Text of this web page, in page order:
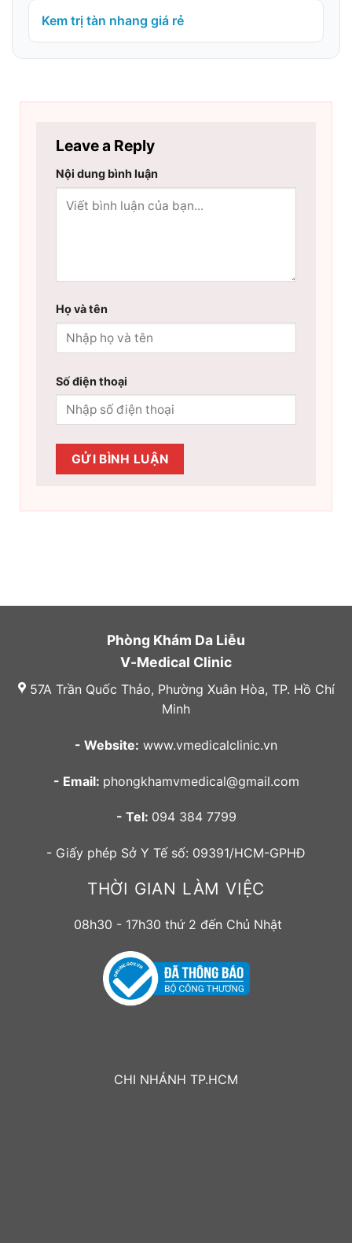
Kem trị tàn nhang giá rẻ
Leave a Reply
Nội dung bình luận
Họ và tên
Số điện thoại
Phòng Khám Da Liễu
V-Medical Clinic
57A Trần Quốc Thảo, Phường Xuân Hòa, TP. Hồ Chí
Minh
- Website: www.vmedicalclinic.vn
- Email: phongkhamvmedical@gmail.com
- Tel: 094 384 7799
- Giấy phép Sở Y Tế số: 09391/HCM-GPHĐ
THỜI GIAN LÀM VIỆC
08h30 - 17h30 thứ 2 đến Chủ Nhật
CHI NHÁNH TP.HCM